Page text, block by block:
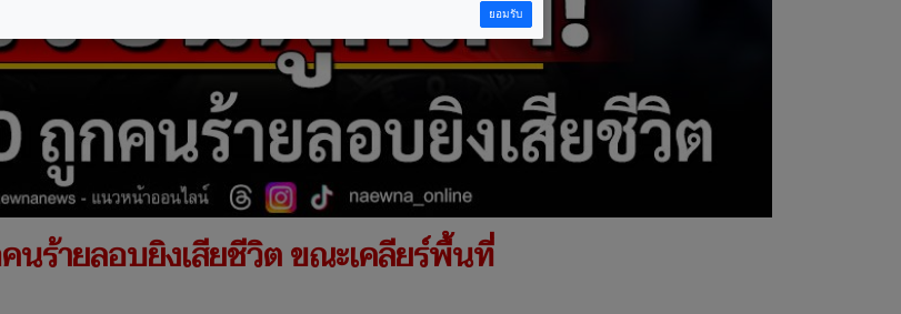
ร้ายลอบยิงเสียชีวิต ขณะเคลียร์พื้นที่
ยอมรับ